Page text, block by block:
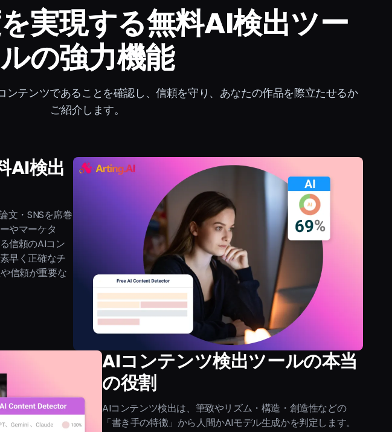
実現する無料AI検出ツー
ルの強力機能
ンテンツであることを確認し、信頼を守り、あなたの作品を際立たせるか
ご紹介します。
AI検出
文・SNSを席巻
やマーケタ
信頼のAIコン
早く正確なチ
信頼が重要な
AIコンテンツ検出ツールの本当
の役割
AIコンテンツ検出は、筆致やリズム・構造・創造性などの
「書き手の特徴」から人間かAIモデル生成かを判定します。